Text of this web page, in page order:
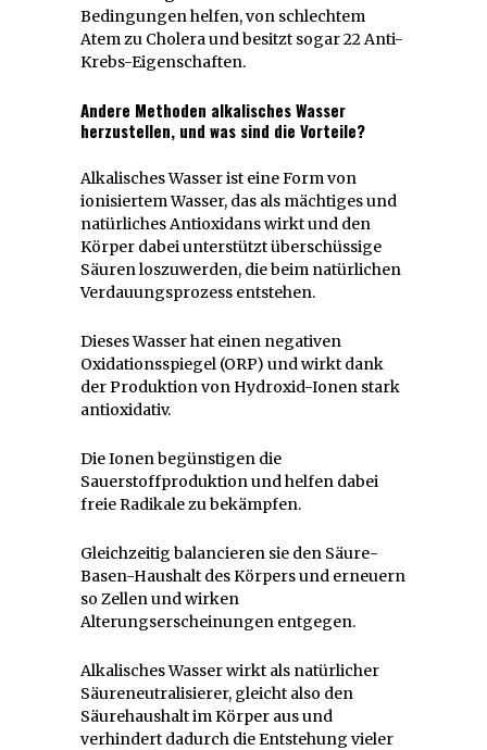
Bedingungen helfen, von schlechtem
Atem zu Cholera und besitzt sogar 22 Anti-
Krebs-Eigenschaften.
Andere Methoden alkalisches Wasser
herzustellen, und was sind die Vorteile?
Alkalisches Wasser ist eine Form von
ionisiertem Wasser, das als mächtiges und
natürliches Antioxidans wirkt und den
Körper dabei unterstützt überschüssige
Säuren loszuwerden, die beim natürlichen
Verdauungsprozess entstehen.
Dieses Wasser hat einen negativen
Oxidationsspiegel (ORP) und wirkt dank
der Produktion von Hydroxid-Ionen stark
antioxidativ.
Die Ionen begünstigen die
Sauerstoffproduktion und helfen dabei
freie Radikale zu bekämpfen.
Gleichzeitig balancieren sie den Säure-
Basen-Haushalt des Körpers und erneuern
so Zellen und wirken
Alterungserscheinungen entgegen.
Alkalisches Wasser wirkt als natürlicher
Säureneutralisierer, gleicht also den
Säurehaushalt im Körper aus und
verhindert dadurch die Entstehung vieler